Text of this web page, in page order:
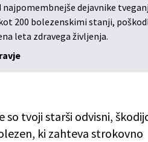
dejavnike
200 bolezenskimi stanji,
leta zdravega življenja.
so tvoji starši odvisni,
ki zahteva strokovno